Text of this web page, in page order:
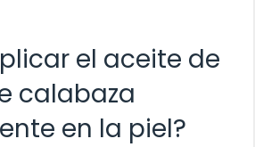
el aceite de
calabaza
en la piel?